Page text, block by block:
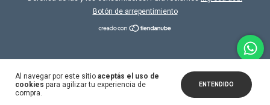
Al navegar por este sitio aceptás el uso de
cookies para agilizar tu experiencia de
compra.
ENTENDIDO
Botón de arrepentimiento